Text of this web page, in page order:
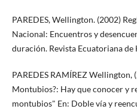
PAREDES, Wellington. (2002)
Nacional: Encuentros y
duración. Revista Ecuatoriana de
PAREDES RAMÍREZ Wellington,
Montubios?: Hay que conocer y
montubios" En: Doble vía y